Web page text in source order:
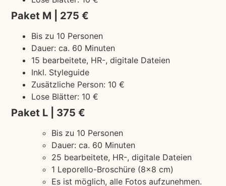
Paket M | 275 €
Bis zu 10 Personen
Dauer: ca. 60 Minuten
15 bearbeitete, HR-, digitale Dateien
Inkl. Styleguide
Zusätzliche Person: 10 €
Lose Blätter: 10 €
Paket L | 375 €
Bis zu 10 Personen
Dauer: ca. 60 Minuten
25 bearbeitete, HR-, digitale Dateien
1 Leporello-Broschüre (8×8 cm)
Es ist möglich, alle Fotos aufzunehmen.